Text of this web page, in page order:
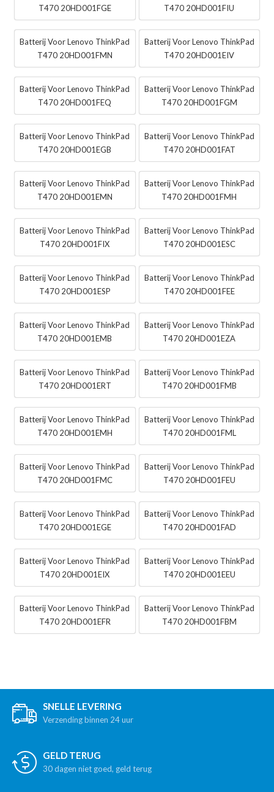
T470 20HD001FGE
T470 20HD001FIU
Batterij Voor Lenovo ThinkPad
T470 20HD001FMN
Batterij Voor Lenovo ThinkPad
T470 20HD001EIV
Batterij Voor Lenovo ThinkPad
T470 20HD001FEQ
Batterij Voor Lenovo ThinkPad
T470 20HD001FGM
Batterij Voor Lenovo ThinkPad
T470 20HD001EGB
Batterij Voor Lenovo ThinkPad
T470 20HD001FAT
Batterij Voor Lenovo ThinkPad
T470 20HD001EMN
Batterij Voor Lenovo ThinkPad
T470 20HD001FMH
Batterij Voor Lenovo ThinkPad
T470 20HD001FIX
Batterij Voor Lenovo ThinkPad
T470 20HD001ESC
Batterij Voor Lenovo ThinkPad
T470 20HD001ESP
Batterij Voor Lenovo ThinkPad
T470 20HD001FEE
Batterij Voor Lenovo ThinkPad
T470 20HD001EMB
Batterij Voor Lenovo ThinkPad
T470 20HD001EZA
Batterij Voor Lenovo ThinkPad
T470 20HD001ERT
Batterij Voor Lenovo ThinkPad
T470 20HD001FMB
Batterij Voor Lenovo ThinkPad
T470 20HD001EMH
Batterij Voor Lenovo ThinkPad
T470 20HD001FML
Batterij Voor Lenovo ThinkPad
T470 20HD001FMC
Batterij Voor Lenovo ThinkPad
T470 20HD001FEU
Batterij Voor Lenovo ThinkPad
T470 20HD001EGE
Batterij Voor Lenovo ThinkPad
T470 20HD001FAD
Batterij Voor Lenovo ThinkPad
T470 20HD001EIX
Batterij Voor Lenovo ThinkPad
T470 20HD001EEU
Batterij Voor Lenovo ThinkPad
T470 20HD001EFR
Batterij Voor Lenovo ThinkPad
T470 20HD001FBM
SNELLE LEVERING
Verzending binnen 24 uur
GELD TERUG
30 dagen niet goed, geld terug